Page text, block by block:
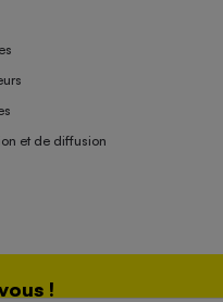
!
et de diffusion
de l’État, des syndicats, des